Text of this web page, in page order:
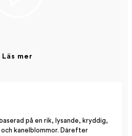
Läs mer
på en rik, lysande, kryddig,
kanelblommor. Därefter